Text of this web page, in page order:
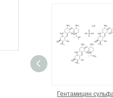
Гентамицин